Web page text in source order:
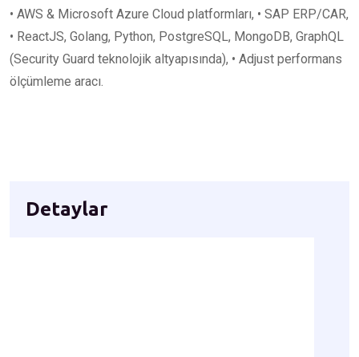
• AWS & Microsoft Azure Cloud platformları, • SAP ERP/CAR,
• ReactJS, Golang, Python, PostgreSQL, MongoDB, GraphQL
(Security Guard teknolojik altyapısında), • Adjust performans
ölçümleme aracı.
Detaylar